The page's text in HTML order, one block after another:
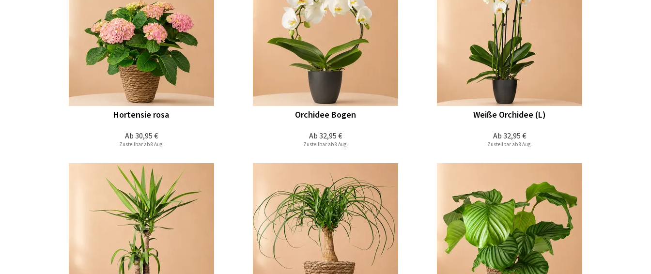
Ab 30,95 €
Hortensie rosa
Zustellbar ab 8 Aug.
Ab 32,95 €
Orchidee Bogen
Zustellbar ab 8 Aug.
Ab 32,95 €
Weiße Orchidee (L)
Zustellbar ab 8 Aug.